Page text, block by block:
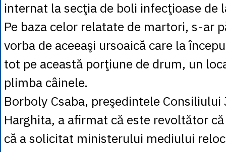
internat la secţia de boli infecţioase de
Pe baza celor relatate de martori, s-ar
vorba de aceeaşi ursoaică care la
tot pe această porţiune de drum, un
plimba câinele.
Borboly Csaba, preşedintele Consiliului
Harghita, a afirmat că este revoltător
că a solicitat ministerului mediului